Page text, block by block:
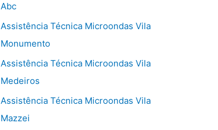
Abc
Assistência Técnica Microondas Vila
Monumento
Assistência Técnica Microondas Vila
Medeiros
Assistência Técnica Microondas Vila
Mazzei